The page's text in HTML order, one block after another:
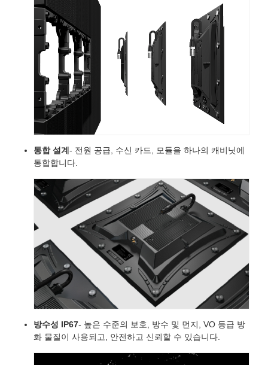
통합 설계- 전원 공급, 수신 카드, 모듈을 하나의 캐비닛에
통합합니다.
방수성 IP67- 높은 수준의 보호, 방수 및 먼지, VO 등급 방
화 물질이 사용되고, 안전하고 신뢰할 수 있습니다.